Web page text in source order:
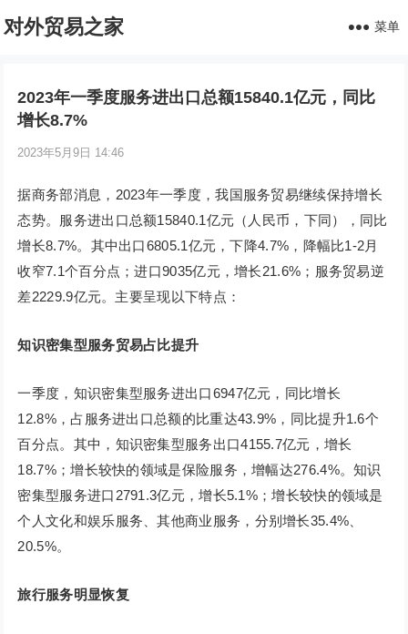
对外贸易之家 菜单
2023年一季度服务进出口总额15840.1亿元，同比
增长8.7%
2023年5月9日 14:46
据商务部消息，2023年一季度，我国服务贸易继续保持增长
态势。服务进出口总额15840.1亿元（人民币，下同），同比
增长8.7%。其中出口6805.1亿元，下降4.7%，降幅比1-2月
收窄7.1个百分点；进口9035亿元，增长21.6%；服务贸易逆
差2229.9亿元。主要呈现以下特点：
知识密集型服务贸易占比提升
一季度，知识密集型服务进出口6947亿元，同比增长
12.8%，占服务进出口总额的比重达43.9%，同比提升1.6个
百分点。其中，知识密集型服务出口4155.7亿元，增长
18.7%；增长较快的领域是保险服务，增幅达276.4%。知识
密集型服务进口2791.3亿元，增长5.1%；增长较快的领域是
个人文化和娱乐服务、其他商业服务，分别增长35.4%、
20.5%。
旅行服务明显恢复